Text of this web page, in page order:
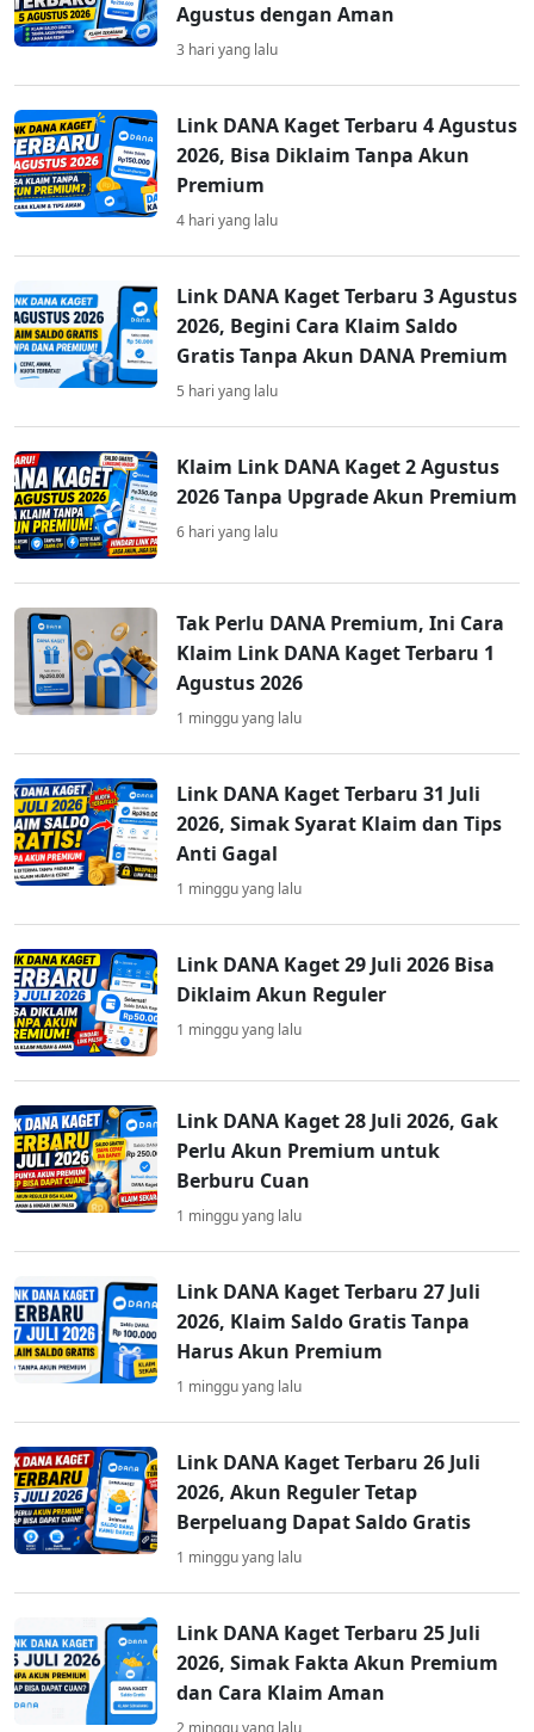
Agustus dengan Aman
3 hari yang lalu
Link DANA Kaget Terbaru 4 Agustus
2026, Bisa Diklaim Tanpa Akun
Premium
4 hari yang lalu
Link DANA Kaget Terbaru 3 Agustus
2026, Begini Cara Klaim Saldo
Gratis Tanpa Akun DANA Premium
5 hari yang lalu
Klaim Link DANA Kaget 2 Agustus
2026 Tanpa Upgrade Akun Premium
6 hari yang lalu
Tak Perlu DANA Premium, Ini Cara
Klaim Link DANA Kaget Terbaru 1
Agustus 2026
1 minggu yang lalu
Link DANA Kaget Terbaru 31 Juli
2026, Simak Syarat Klaim dan Tips
Anti Gagal
1 minggu yang lalu
Link DANA Kaget 29 Juli 2026 Bisa
Diklaim Akun Reguler
1 minggu yang lalu
Link DANA Kaget 28 Juli 2026, Gak
Perlu Akun Premium untuk
Berburu Cuan
1 minggu yang lalu
Link DANA Kaget Terbaru 27 Juli
2026, Klaim Saldo Gratis Tanpa
Harus Akun Premium
1 minggu yang lalu
Link DANA Kaget Terbaru 26 Juli
2026, Akun Reguler Tetap
Berpeluang Dapat Saldo Gratis
1 minggu yang lalu
Link DANA Kaget Terbaru 25 Juli
2026, Simak Fakta Akun Premium
dan Cara Klaim Aman